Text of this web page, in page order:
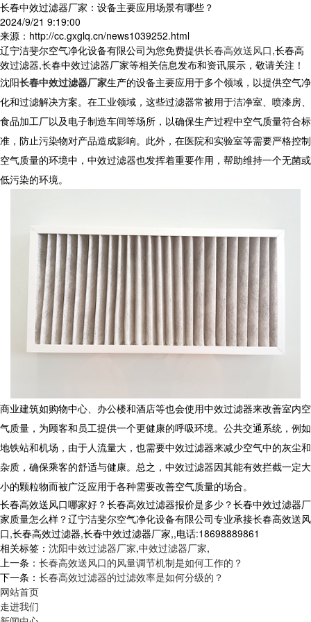
长春中效过滤器厂家：设备主要应用场景有哪些？
2024/9/21 9:19:00
来源：http://cc.gxglq.cn/news1039252.html
辽宁洁斐尔空气净化设备有限公司为您免费提供长春高效送风口,长春高
效过滤器,长春中效过滤器厂家等相关信息发布和资讯展示，敬请关注！
沈阳长春中效过滤器厂家生产的设备主要应用于多个领域，以提供空气净
化和过滤解决方案。在工业领域，这些过滤器常被用于洁净室、喷漆房、
食品加工厂以及电子制造车间等场所，以确保生产过程中空气质量符合标
准，防止污染物对产品造成影响。此外，在医院和实验室等需要严格控制
空气质量的环境中，中效过滤器也发挥着重要作用，帮助维持一个无菌或
低污染的环境。
商业建筑如购物中心、办公楼和酒店等也会使用中效过滤器来改善室内空
气质量，为顾客和员工提供一个更健康的呼吸环境。公共交通系统，例如
地铁站和机场，由于人流量大，也需要中效过滤器来减少空气中的灰尘和
杂质，确保乘客的舒适与健康。总之，中效过滤器因其能有效拦截一定大
小的颗粒物而被广泛应用于各种需要改善空气质量的场合。
长春高效送风口哪家好？长春高效过滤器报价是多少？长春中效过滤器厂
家质量怎么样？辽宁洁斐尔空气净化设备有限公司专业承接长春高效送风
口,长春高效过滤器,长春中效过滤器厂家,,电话:18698889861
相关标签： 沈阳中效过滤器厂家,中效过滤器厂家,
上一条： 长春高效送风口的风量调节机制是如何工作的？
下一条： 长春高效过滤器的过滤效率是如何分级的？
网站首页
走进我们